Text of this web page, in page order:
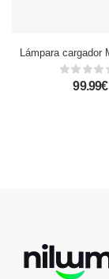
99.99€